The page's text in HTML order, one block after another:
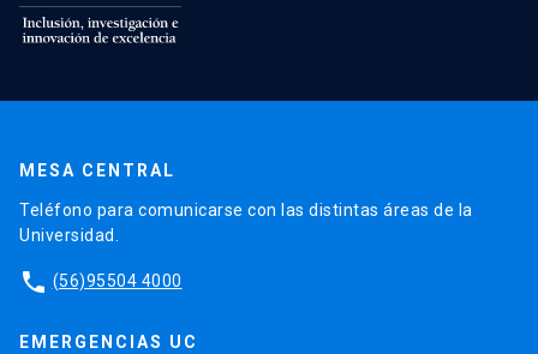
MESA CENTRAL
Teléfono para comunicarse con las distintas áreas de la
Universidad.
phone (56)95504 4000
EMERGENCIAS UC